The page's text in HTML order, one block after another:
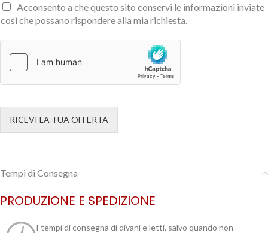
Acconsento a che questo sito conservi le informazioni inviate
così che possano rispondere alla mia richiesta.
RICEVI LA TUA OFFERTA
Tempi di Consegna
PRODUZIONE E SPEDIZIONE
I tempi di consegna di divani e letti, salvo quando non